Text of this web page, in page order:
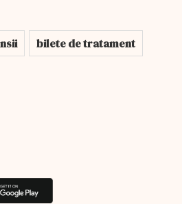
bilete de tratament